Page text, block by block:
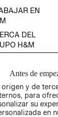
EN
DEL
H&M
CON
Antes de
y de
para
su
en